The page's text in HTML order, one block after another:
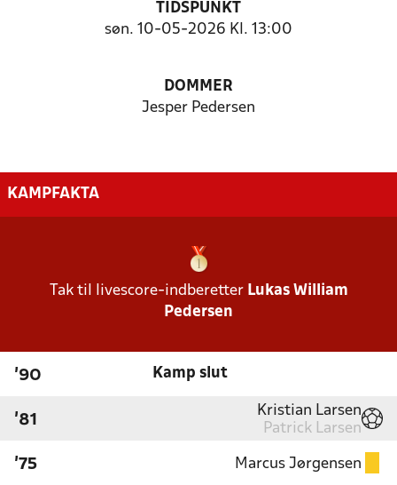
TIDSPUNKT
søn. 10-05-2026 Kl. 13:00
DOMMER
Jesper Pedersen
KAMPFAKTA
Tak til livescore-indberetter Lukas William
Pedersen
'90 Kamp slut
'81
Kristian Larsen
Patrick Larsen
'75 Marcus Jørgensen